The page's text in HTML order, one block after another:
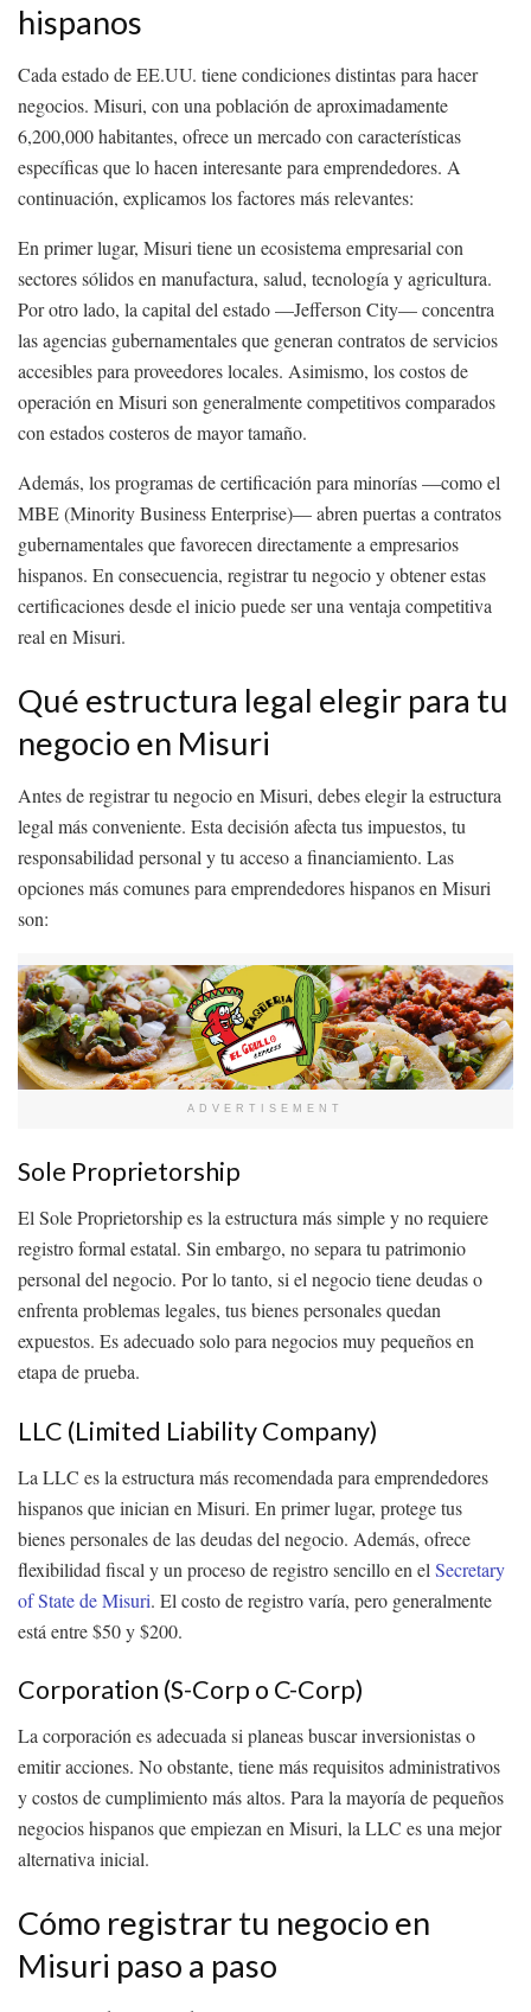
hispanos
Cada estado de EE.UU. tiene condiciones distintas para hacer
negocios. Misuri, con una población de aproximadamente
6,200,000 habitantes, ofrece un mercado con características
específicas que lo hacen interesante para emprendedores. A
continuación, explicamos los factores más relevantes:
En primer lugar, Misuri tiene un ecosistema empresarial con
sectores sólidos en manufactura, salud, tecnología y agricultura.
Por otro lado, la capital del estado —Jefferson City— concentra
las agencias gubernamentales que generan contratos de servicios
accesibles para proveedores locales. Asimismo, los costos de
operación en Misuri son generalmente competitivos comparados
con estados costeros de mayor tamaño.
Además, los programas de certificación para minorías —como el
MBE (Minority Business Enterprise)— abren puertas a contratos
gubernamentales que favorecen directamente a empresarios
hispanos. En consecuencia, registrar tu negocio y obtener estas
certificaciones desde el inicio puede ser una ventaja competitiva
real en Misuri.
Qué estructura legal elegir para tu
negocio en Misuri
Antes de registrar tu negocio en Misuri, debes elegir la estructura
legal más conveniente. Esta decisión afecta tus impuestos, tu
responsabilidad personal y tu acceso a financiamiento. Las
opciones más comunes para emprendedores hispanos en Misuri
son:
ADVERTISEMENT
Sole Proprietorship
El Sole Proprietorship es la estructura más simple y no requiere
registro formal estatal. Sin embargo, no separa tu patrimonio
personal del negocio. Por lo tanto, si el negocio tiene deudas o
enfrenta problemas legales, tus bienes personales quedan
expuestos. Es adecuado solo para negocios muy pequeños en
etapa de prueba.
LLC (Limited Liability Company)
La LLC es la estructura más recomendada para emprendedores
hispanos que inician en Misuri. En primer lugar, protege tus
bienes personales de las deudas del negocio. Además, ofrece
flexibilidad fiscal y un proceso de registro sencillo en el Secretary
of State de Misuri. El costo de registro varía, pero generalmente
está entre $50 y $200.
Corporation (S-Corp o C-Corp)
La corporación es adecuada si planeas buscar inversionistas o
emitir acciones. No obstante, tiene más requisitos administrativos
y costos de cumplimiento más altos. Para la mayoría de pequeños
negocios hispanos que empiezan en Misuri, la LLC es una mejor
alternativa inicial.
Cómo registrar tu negocio en
Misuri paso a paso